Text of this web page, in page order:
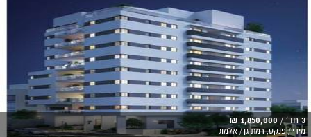
3 חד' / 1,850,000 ₪
מידי / פנקס, רמת גן / אלמוג